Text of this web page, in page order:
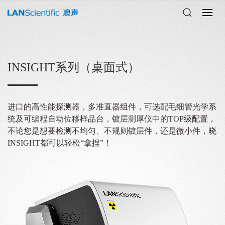
INSIGHT系列（桌面式）
进口的高性能探测器，多准直器组件，可选配毛细管光学系
统及可编程自动位移样品台，镀层测厚仪中的TOP级配置，
不论您是想要检测不均匀、不规则镀层件，还是微小件，晓
INSIGHT都可以轻松“拿捏”！